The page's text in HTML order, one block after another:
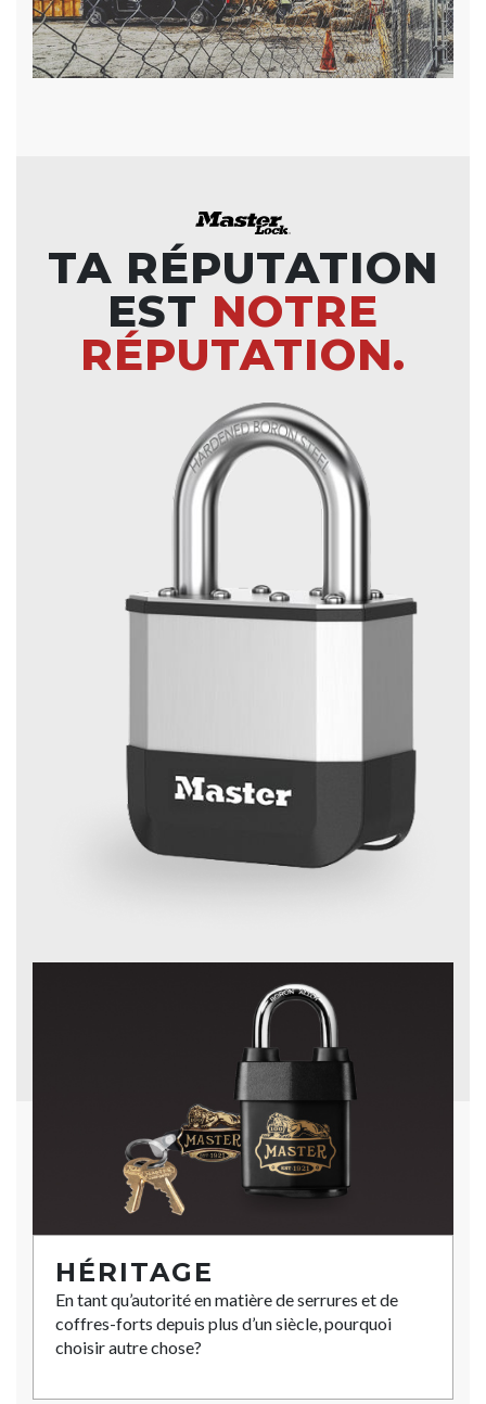
TA RÉPUTATION
EST NOTRE
RÉPUTATION.
HÉRITAGE
En tant qu’autorité en matière de serrures et de
coffres-forts depuis plus d’un siècle, pourquoi
choisir autre chose?